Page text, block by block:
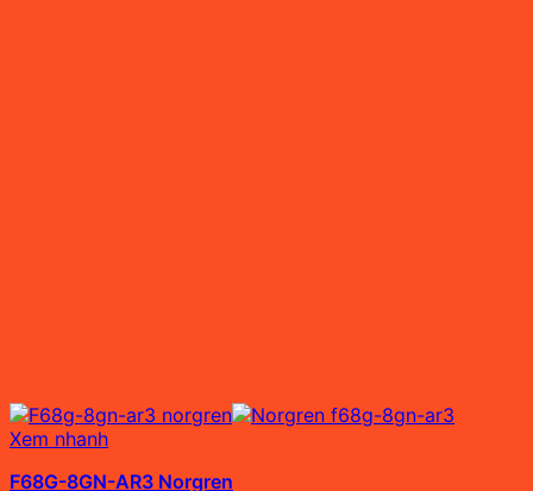
Xem nhanh
F68G-8GN-AR3 Norgren